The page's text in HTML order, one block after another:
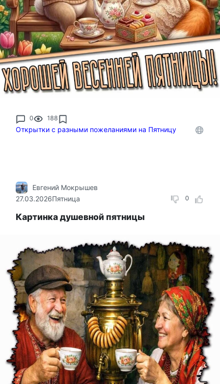
0 188
Открытки с разными пожеланиями на Пятницу
0
Евгений Мокрышев
27.03.2026Пятница
Картинка душевной пятницы